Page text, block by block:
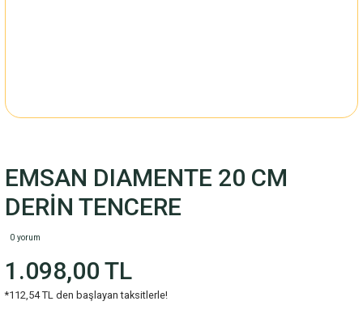
EMSAN DIAMENTE 20 CM
DERİN TENCERE
0 yorum
1.098,00 TL
*112,54 TL den başlayan taksitlerle!